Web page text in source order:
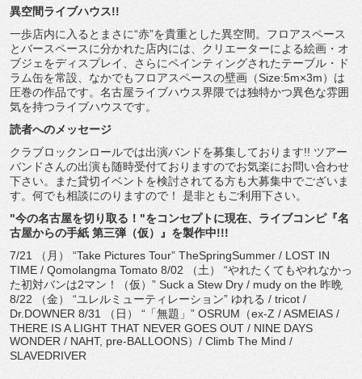
異空間ライブハウス!!
一歩店内に入るとまさに“赤”を貴重とした異空間。フロアスペース
とバースペースに分かれた店内には、クリエーターによる絵画・オ
ブジェをディスプレイ、さらにペインティングされたテーブル・ド
ラム缶を常設、なかでもフロアスペースの壁画（Size:5m×3m）は
圧巻の作品です。名古屋ライブハウス界隈では独特かつ異色な雰囲
気を持つライブハウスです。
読者へのメッセージ
クラブロックンロールでは出演バンドを募集しております!! ツアー
バンドさんの出演も随時受付ておりますのでお気楽にお問い合わせ
下さい。また貸切イベントを検討されてる方も大募集中でございま
す。何でも相談にのりますので！ 是非ともご利用下さい。
"今の名古屋を切り取る！"をコンセプトに現在、ライブコンピ『名
古屋からの手紙 第三弾（仮）』を製作中!!!
7/21 （月） “Take Pictures Tour” TheSpringSummer / LOST IN
TIME / Qomolangma Tomato 8/02 （土） “やれたくてもやれなかっ
た初対バンは2マン！（仮）” Suck a Stew Dry / mudy on the 昨晩
8/22 （金） “ユレルミューティレーション” ゆれる / tricot /
Dr.DOWNER 8/31 （日） “「無題」” OSRUM（ex-Z / ASMEIAS /
THERE IS A LIGHT THAT NEVER GOES OUT / NINE DAYS
WONDER / NAHT, pre-BALLOONS）/ Climb The Mind /
SLAVEDRIVER